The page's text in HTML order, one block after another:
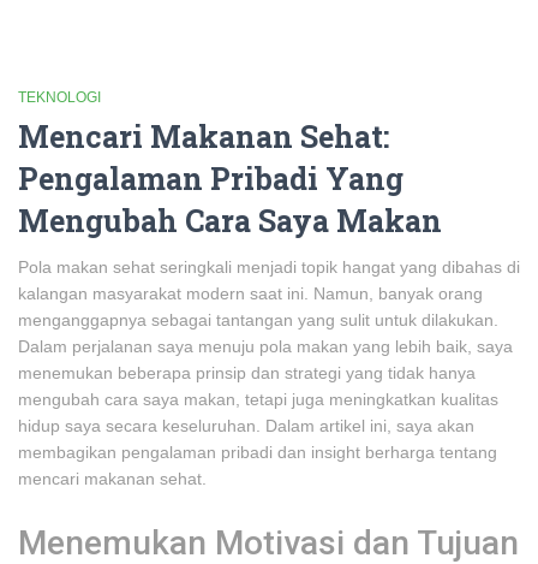
TEKNOLOGI
Mencari Makanan Sehat:
Pengalaman Pribadi Yang
Mengubah Cara Saya Makan
Pola makan sehat seringkali menjadi topik hangat yang dibahas di
kalangan masyarakat modern saat ini. Namun, banyak orang
menganggapnya sebagai tantangan yang sulit untuk dilakukan.
Dalam perjalanan saya menuju pola makan yang lebih baik, saya
menemukan beberapa prinsip dan strategi yang tidak hanya
mengubah cara saya makan, tetapi juga meningkatkan kualitas
hidup saya secara keseluruhan. Dalam artikel ini, saya akan
membagikan pengalaman pribadi dan insight berharga tentang
mencari makanan sehat.
Menemukan Motivasi dan Tujuan